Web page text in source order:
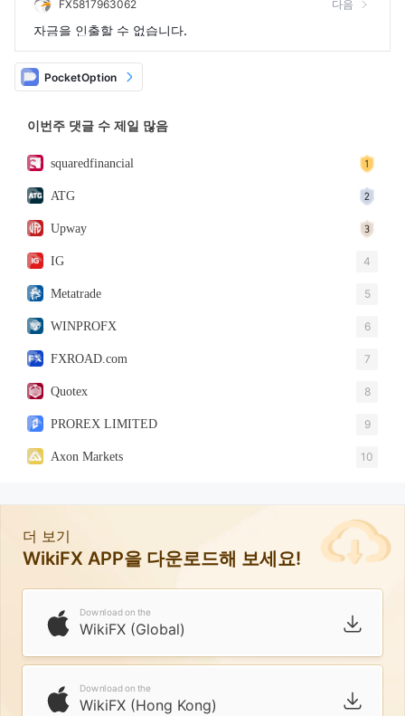
FX5817963062 다음
자금을 인출할 수 없습니다.
PocketOption
이번주 댓글 수 제일 많음
squaredfinancial
ATG
Upway
IG 4
Metatrade 5
WINPROFX 6
FXROAD.com 7
Quotex 8
PROREX LIMITED 9
Axon Markets 10
더 보기
WikiFX APP을 다운로드해 보세요!
Download on the
WikiFX (Global)
Download on the
WikiFX (Hong Kong)